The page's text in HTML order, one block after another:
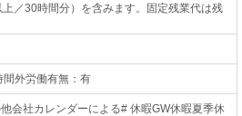
／30時間分）を含みます。固定残業代は残
間外労働有無：有
会社カレンダーによる# 休暇GW休暇夏季休